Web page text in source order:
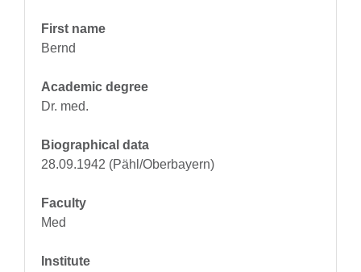
First name
Bernd
Academic degree
Dr. med.
Biographical data
28.09.1942 (Pähl/Oberbayern)
Faculty
Med
Institute